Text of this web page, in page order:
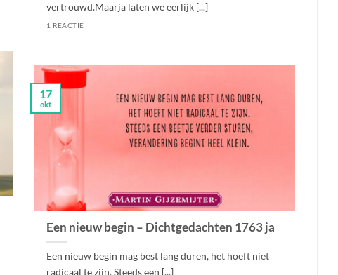
vertrouwd.Maarja laten we eerlijk [...]
1 REACTIE
Een nieuw begin – Dichtgedachten 1763 ja
Een nieuw begin mag best lang duren, het hoeft niet
radicaal te zijn. Steeds een [...]
17
okt